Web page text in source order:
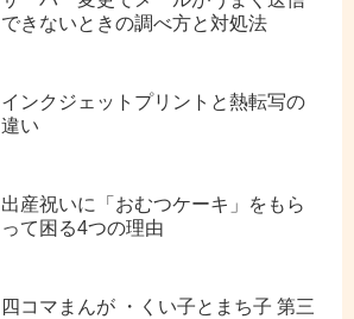
できないときの調べ方と対処法
インクジェットプリントと熱転写の
違い
出産祝いに「おむつケーキ」をもら
って困る4つの理由
四コマまんが ・くい子とまち子 第三